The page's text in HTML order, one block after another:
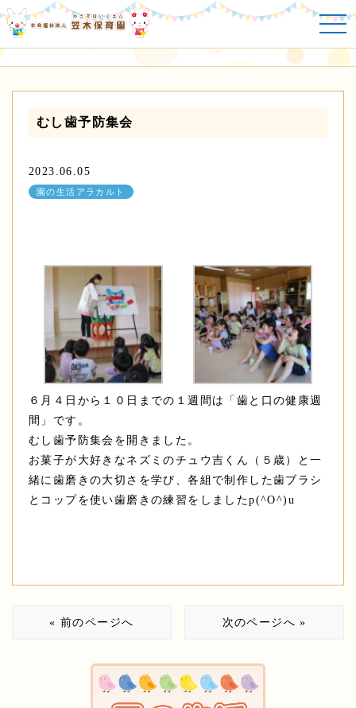
園の生活アラカルト
むし歯予防集会
2023.06.05
園の生活アラカルト
６月４日から１０日までの１週間は「歯と口の健康週
間」です。
むし歯予防集会を開きました。
お菓子が大好きなネズミのチュウ吉くん（５歳）
と一
緒に歯磨きの大切さを学び、各組で制作した歯ブラシ
とコップを使い歯磨きの練習をしましたp(^O^)u
« 前のページへ 次のページへ »